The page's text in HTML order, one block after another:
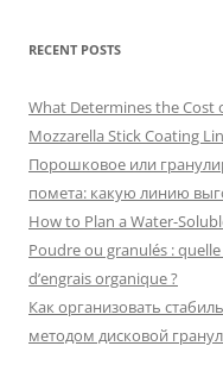
RECENT POSTS
What Determines the Cost
Mozzarella Stick Coating
Порошковое или
помета: какую линию
How to Plan a Water-
Poudre ou granulés :
d’engrais organique ?
Как организовать
методом дисковой